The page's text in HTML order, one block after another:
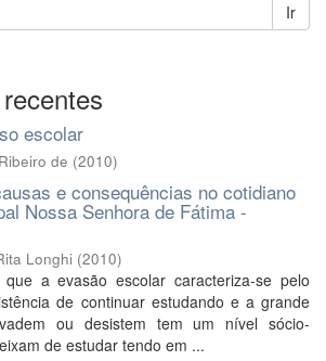
Ir
escolar
de (2010)
e consequências no cotidiano
Nossa Senhora de Fátima -
Longhi (2010)
a evasão escolar caracteriza-se pelo
de continuar estudando e a grande
ou desistem tem um nível sócio-
de estudar tendo em ...